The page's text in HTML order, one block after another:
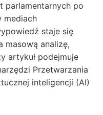
parlamentarnych po
mediach
staje się
masową analizę,
artykuł podejmuje
Przetwarzania
inteligencji (AI)